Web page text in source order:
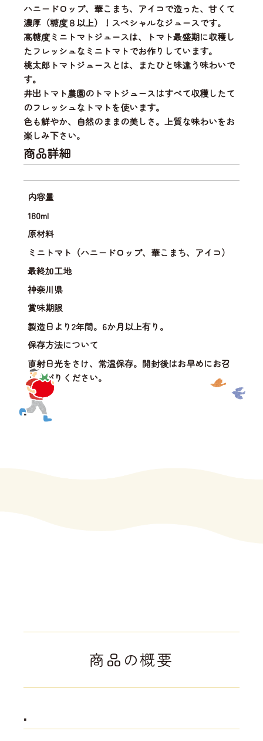
ハニードロップ、華こまち、アイコで造った、甘くて
濃厚（糖度８以上）！スペシャルなジュースです。
高糖度ミニトマトジュースは、
トマト最盛期に収穫し
たフレッシュなミニトマトでお作りしています。
桃太郎トマトジュースとは、またひと味違う味わいで
す。
井出トマト農園のトマトジュースはすべて収穫したて
のフレッシュなトマトを使います。
色も鮮やか、自然のままの美しさ。上質な味わいをお
楽しみ下さい。
商品詳細
内容量
180ml
原材料
ミニトマト（ハニードロップ、華こまち、アイコ）
最終加工地
神奈川県
賞味期限
製造日より2年間。6か月以上有り。
保存方法について
直射日光をさけ、常温保存。開封後はお早めにお召
し上がりください。
"
商品の概要
"